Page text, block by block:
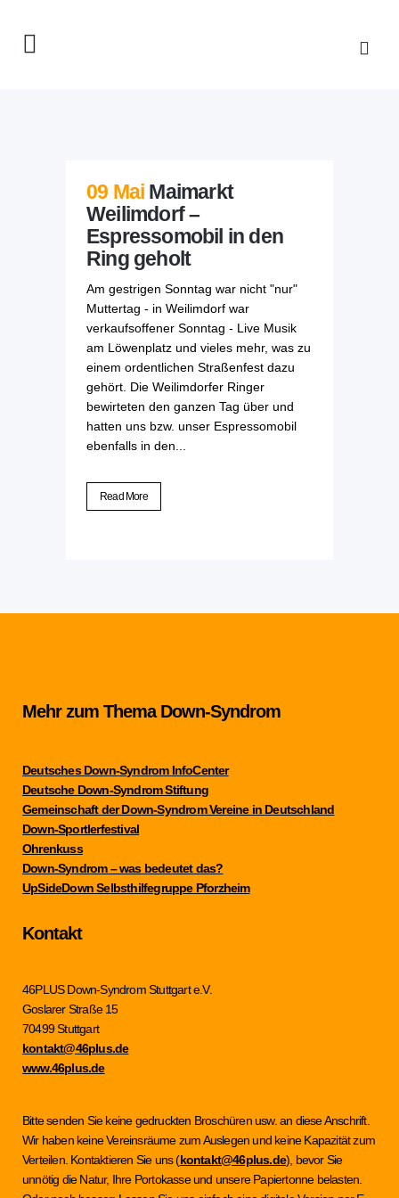
09 Mai Maimarkt
Weilimdorf –
Espressomobil in den
Ring geholt
Am gestrigen Sonntag war nicht "nur"
Muttertag - in Weilimdorf war
verkaufsoffener Sonntag - Live Musik
am Löwenplatz und vieles mehr, was zu
einem ordentlichen Straßenfest dazu
gehört. Die Weilimdorfer Ringer
bewirteten den ganzen Tag über und
hatten uns bzw. unser Espressomobil
ebenfalls in den...
Read More
Mehr zum Thema Down-Syndrom
Deutsches Down-Syndrom InfoCenter
Deutsche Down-Syndrom Stiftung
Gemeinschaft der Down-Syndrom Vereine in Deutschland
Down-Sportlerfestival
Ohrenkuss
Down-Syndrom – was bedeutet das?
UpSideDown Selbsthilfegruppe Pforzheim
Kontakt
46PLUS Down-Syndrom Stuttgart e.V.
Goslarer Straße 15
70499 Stuttgart
kontakt@46plus.de
www.46plus.de
Bitte senden Sie keine gedruckten Broschüren usw. an diese Anschrift.
Wir haben keine Vereinsräume zum Auslegen und keine Kapazität zum
Verteilen. Kontaktieren Sie uns (kontakt@46plus.de), bevor Sie
unnötig die Natur, Ihre Portokasse und unsere Papiertonne belasten.